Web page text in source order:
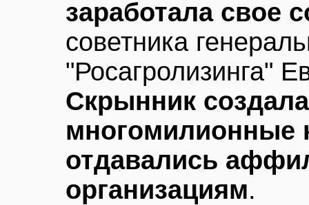
заработала свое
советника
"Росагролизинга"
Скрынник
многомилионные
отдавались
организациям.